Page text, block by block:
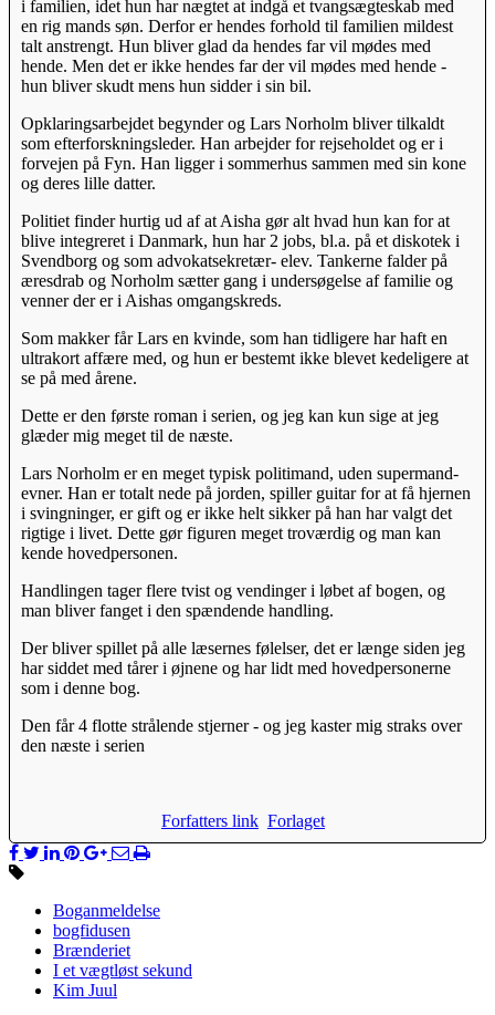
i familien, idet hun har nægtet at indgå et tvangsægteskab med
en rig mands søn. Derfor er hendes forhold til familien mildest
talt anstrengt. Hun bliver glad da hendes far vil mødes med
hende. Men det er ikke hendes far der vil mødes med hende -
hun bliver skudt mens hun sidder i sin bil.
Opklaringsarbejdet begynder og Lars Norholm bliver tilkaldt
som efterforskningsleder. Han arbejder for rejseholdet og er i
forvejen på Fyn. Han ligger i sommerhus sammen med sin kone
og deres lille datter.
Politiet finder hurtig ud af at Aisha gør alt hvad hun kan for at
blive integreret i Danmark, hun har 2 jobs, bl.a. på et diskotek i
Svendborg og som advokatsekretær- elev. Tankerne falder på
æresdrab og Norholm sætter gang i undersøgelse af familie og
venner der er i Aishas omgangskreds.
Som makker får Lars en kvinde, som han tidligere har haft en
ultrakort affære med, og hun er bestemt ikke blevet kedeligere at
se på med årene.
Dette er den første roman i serien, og jeg kan kun sige at jeg
glæder mig meget til de næste.
Lars Norholm er en meget typisk politimand, uden supermand-
evner. Han er totalt nede på jorden, spiller guitar for at få hjernen
i svingninger, er gift og er ikke helt sikker på han har valgt det
rigtige i livet. Dette gør figuren meget troværdig og man kan
kende hovedpersonen.
Handlingen tager flere tvist og vendinger i løbet af bogen, og
man bliver fanget i den spændende handling.
Der bliver spillet på alle læsernes følelser, det er længe siden jeg
har siddet med tårer i øjnene og har lidt med hovedpersonerne
som i denne bog.
Den får 4 flotte strålende stjerner - og jeg kaster mig straks over
den næste i serien
Forfatters link Forlaget
Boganmeldelse
bogfidusen
Brænderiet
I et vægtløst sekund
Kim Juul